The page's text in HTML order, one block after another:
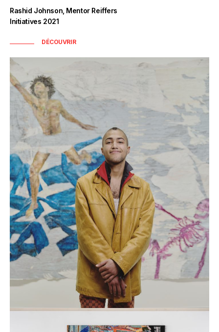
Rashid Johnson, Mentor Reiffers
Initiatives 2021
DÉCOUVRIR
Pharaoh Kakudji
DÉCOUVRIR